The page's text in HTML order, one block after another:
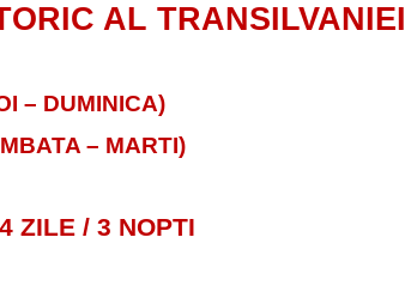
AL TRANSILVANIEI
– DUMINICA)
– MARTI)
ZILE / 3 NOPTI